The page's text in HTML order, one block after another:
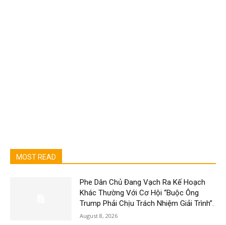
MOST READ
Phe Dân Chủ Đang Vạch Ra Kế Hoạch
Khác Thường Với Cơ Hội “Buộc Ông
Trump Phải Chịu Trách Nhiệm Giải Trình”.
August 8, 2026